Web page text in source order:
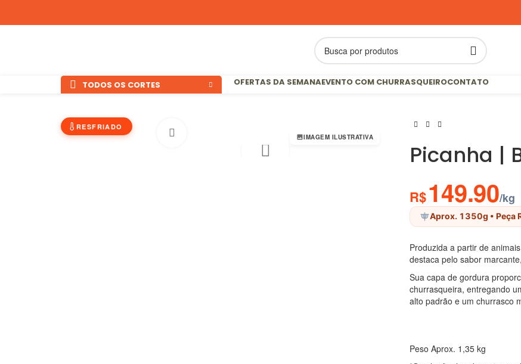
TODOS OS CORTES OFERTAS DA SEMANAEVENTO COM CHURRASQUEIROCONTATO
IMAGEM ILUSTRATIVA
RESFRIADO
Picanha |
R$149.90/kg
Aprox. 1350g • Peça
Produzida a partir de
destaca pelo sabor
Sua capa de gordura
churrasqueira, entregando
alto padrão e um churrasco
Peso Aprox. 1,35 kg